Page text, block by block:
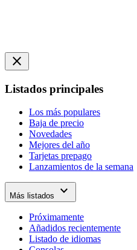
close
Listados principales
Los más populares
Baja de precio
Novedades
Mejores del año
Tarjetas prepago
Lanzamientos de la semana
Más listados expand_more
Próximamente
Añadidos recientemente
Listado de idiomas